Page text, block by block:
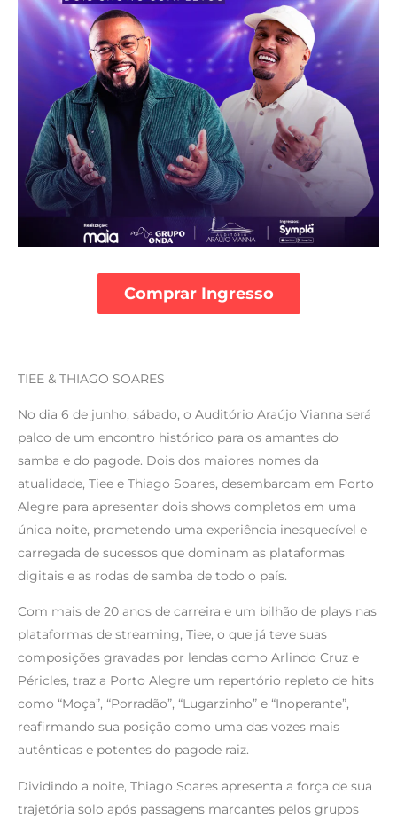
TIEE & THIAGO SOARES
No dia 6 de junho, sábado, o Auditório Araújo Vianna será
palco de um encontro histórico para os amantes do
samba e do pagode. Dois dos maiores nomes da
atualidade, Tiee e Thiago Soares, desembarcam em Porto
Alegre para apresentar dois shows completos em uma
única noite, prometendo uma experiência inesquecível e
carregada de sucessos que dominam as plataformas
digitais e as rodas de samba de todo o país.
Com mais de 20 anos de carreira e um bilhão de plays nas
plataformas de streaming, Tiee, o que já teve suas
composições gravadas por lendas como Arlindo Cruz e
Péricles, traz a Porto Alegre um repertório repleto de hits
como “Moça”, “Porradão”, “Lugarzinho” e “Inoperante”,
reafirmando sua posição como uma das vozes mais
autênticas e potentes do pagode raiz.
Dividindo a noite, Thiago Soares apresenta a força de sua
trajetória solo após passagens marcantes pelos grupos
Comprar Ingresso